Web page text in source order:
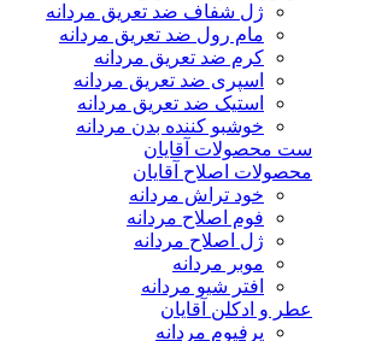
ژل شفاف ضد تعریق مردانه
مام رول ضد تعریق مردانه
کرم ضد تعریق مردانه
اسپری ضد تعریق مردانه
استیک ضد تعریق مردانه
خوشبو کننده بدن مردانه
ست محصولات آقایان
محصولات اصلاح آقایان
خود تراش مردانه
فوم اصلاح مردانه
ژل اصلاح مردانه
موبر مردانه
افتر شیو مردانه
عطر و ادکلن آقایان
پرفیوم مردانه